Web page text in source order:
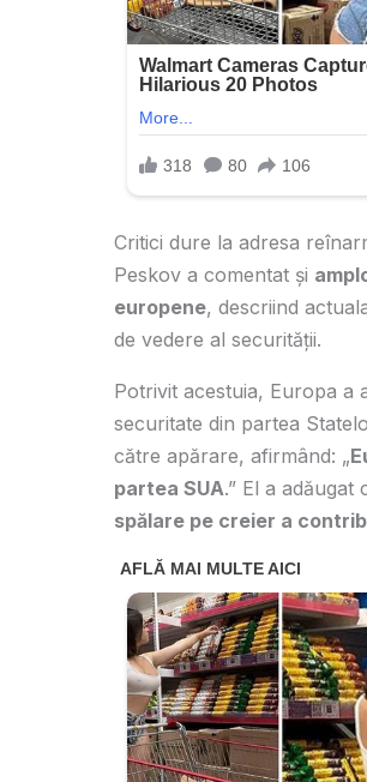
Critici dure la adresa
Peskov a comentat și
europene, descriind
de vedere al securității.
Potrivit acestuia, Europa a
securitate din partea
către apărare, afirmând: „
partea SUA.” El a
spălare pe creier a